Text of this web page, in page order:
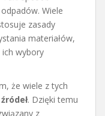
Wiele
zasady
materiałów,
wybory
że wiele z tych
. Dzięki temu
z